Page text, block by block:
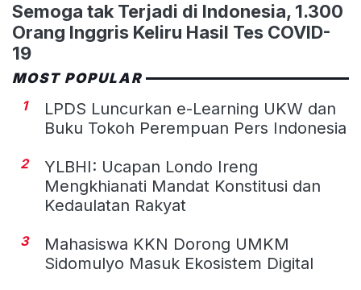
Semoga tak Terjadi di Indonesia, 1.300
Orang Inggris Keliru Hasil Tes COVID-
19
MOST POPULAR
1
LPDS Luncurkan e-Learning UKW dan
Buku Tokoh Perempuan Pers Indonesia
2
YLBHI: Ucapan Londo Ireng
Mengkhianati Mandat Konstitusi dan
Kedaulatan Rakyat
3
Mahasiswa KKN Dorong UMKM
Sidomulyo Masuk Ekosistem Digital